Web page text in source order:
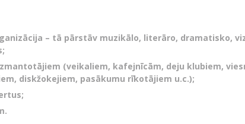
– tā pārstāv muzikālo, literāro, dramatisko,
(veikaliem, kafejnīcām, deju klubiem,
diskžokejiem, pasākumu rīkotājiem u.c.);